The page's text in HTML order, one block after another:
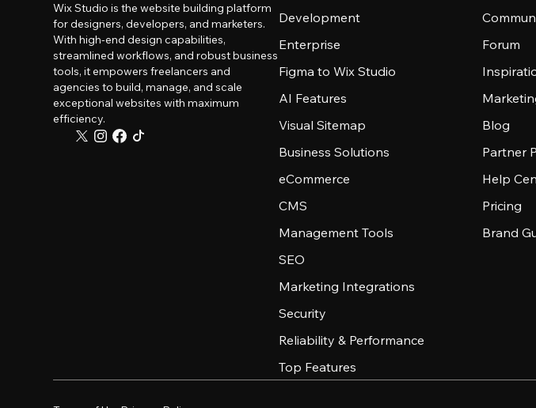
Wix Studio is the website building platform
for designers, developers, and marketers.
With high-end design capabilities,
streamlined workflows, and robust business
tools, it empowers freelancers and
agencies to build, manage, and scale
exceptional websites with maximum
efficiency.
Development
Enterprise
Figma to Wix Studio
AI Features
Visual Sitemap
Business Solutions
eCommerce
CMS
Management Tools
SEO
Marketing Integrations
Security
Reliability & Performance
Top Features
Forum
Blog
Partner
Help
Pricing
Brand